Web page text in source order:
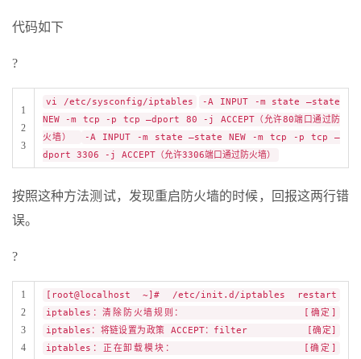
代码如下
?
1
2
3
vi /etc/sysconfig/iptables
-A INPUT -m state –state
NEW -m tcp -p tcp –dport 80 -j ACCEPT（允许80端口通过防
火墙）
-A INPUT -m state –state NEW -m tcp -p tcp –
dport 3306 -j ACCEPT（允许3306端口通过防火墙）
按照这种方法测试，发现重启防火墙的时候，回报这两行错
误。
?
1
2
3
4
[root@localhost ~]# /etc/init.d/iptables restart
iptables：清除防火墙规则： [确定]
iptables：将链设置为政策 ACCEPT：filter [确定]
iptables：正在卸载模块： [确定]